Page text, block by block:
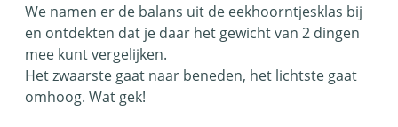
We namen er de balans uit de eekhoorntjesklas bij
en ontdekten dat je daar het gewicht van 2 dingen
mee kunt vergelijken.
Het zwaarste gaat naar beneden, het lichtste gaat
omhoog. Wat gek!